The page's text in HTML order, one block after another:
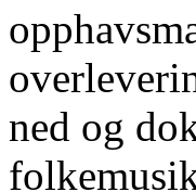
ned og